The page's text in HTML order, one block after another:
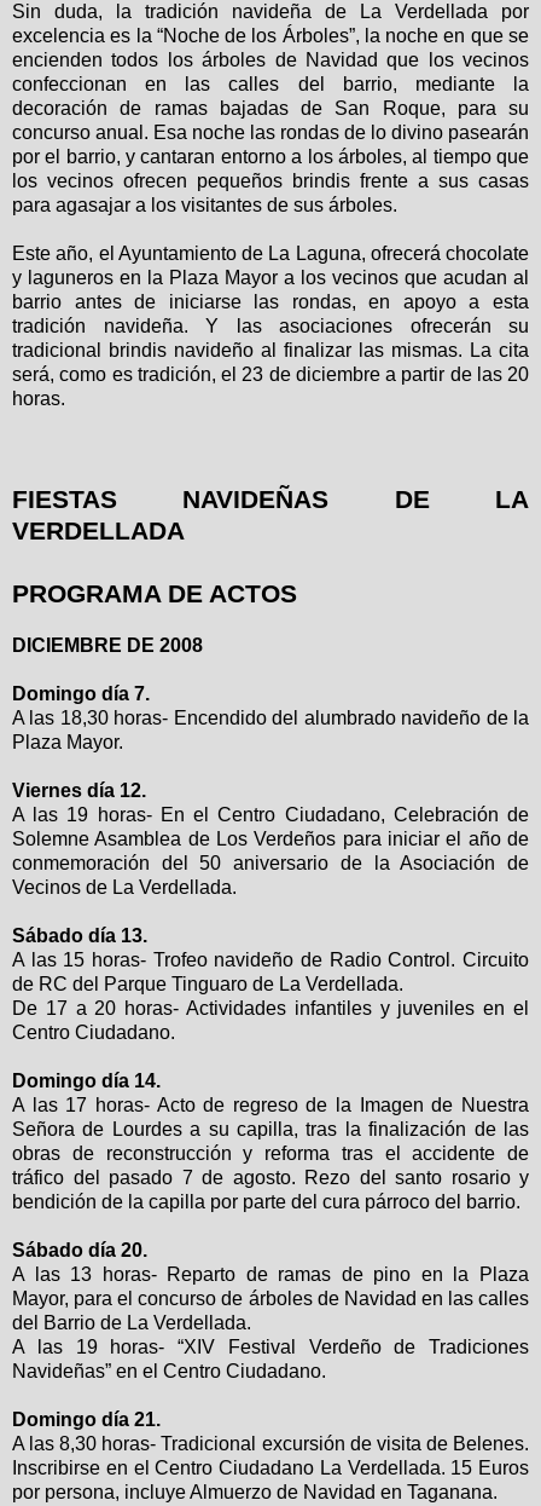
Sin duda, la tradición navideña de La Verdellada por
excelencia es la “Noche de los Árboles”, la noche en que se
encienden todos los árboles de Navidad que los vecinos
confeccionan en las calles del barrio, mediante la
decoración de ramas bajadas de San Roque, para su
concurso anual. Esa noche las rondas de lo divino pasearán
por el barrio, y cantaran entorno a los árboles, al tiempo que
los vecinos ofrecen pequeños brindis frente a sus casas
para agasajar a los visitantes de sus árboles.
Este año, el Ayuntamiento de La Laguna, ofrecerá chocolate
y laguneros en la Plaza Mayor a los vecinos que acudan al
barrio antes de iniciarse las rondas, en apoyo a esta
tradición navideña. Y las asociaciones ofrecerán su
tradicional brindis navideño al finalizar las mismas. La cita
será, como es tradición, el 23 de diciembre a partir de las 20
horas.
FIESTAS NAVIDEÑAS DE LA
VERDELLADA
PROGRAMA DE ACTOS
DICIEMBRE DE 2008
Domingo día 7.
A las 18,30 horas- Encendido del alumbrado navideño de la
Plaza Mayor.
Viernes día 12.
A las 19 horas- En el Centro Ciudadano, Celebración de
Solemne Asamblea de Los Verdeños para iniciar el año de
conmemoración del 50 aniversario de la Asociación de
Vecinos de La Verdellada.
Sábado día 13.
A las 15 horas- Trofeo navideño de Radio Control. Circuito
de RC del Parque Tinguaro de La Verdellada.
De 17 a 20 horas- Actividades infantiles y juveniles en el
Centro Ciudadano.
Domingo día 14.
A las 17 horas- Acto de regreso de la Imagen de Nuestra
Señora de Lourdes a su capilla, tras la finalización de las
obras de reconstrucción y reforma tras el accidente de
tráfico del pasado 7 de agosto. Rezo del santo rosario y
bendición de la capilla por parte del cura párroco del barrio.
Sábado día 20.
A las 13 horas- Reparto de ramas de pino en la Plaza
Mayor, para el concurso de árboles de Navidad en las calles
del Barrio de La Verdellada.
A las 19 horas- “XIV Festival Verdeño de Tradiciones
Navideñas” en el Centro Ciudadano.
Domingo día 21.
A las 8,30 horas- Tradicional excursión de visita de Belenes.
Inscribirse en el Centro Ciudadano La Verdellada. 15 Euros
por persona, incluye Almuerzo de Navidad en Taganana.